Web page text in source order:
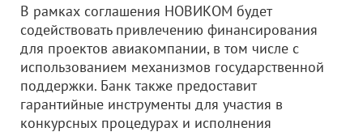
В рамках соглашения НОВИКОМ будет
содействовать привлечению финансирования
для проектов авиакомпании, в том числе с
использованием механизмов государственной
поддержки. Банк также предоставит
гарантийные инструменты для участия в
конкурсных процедурах и исполнения